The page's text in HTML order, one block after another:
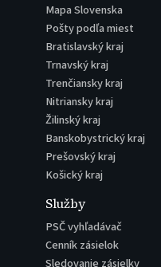
Mapa Slovenska
Pošty podľa miest
Bratislavský kraj
Trnavský kraj
Trenčiansky kraj
Nitriansky kraj
Žilinský kraj
Banskobystrický kraj
Prešovský kraj
Košický kraj
Služby
PSČ vyhľadávač
Cenník zásielok
Sledovanie zásielky